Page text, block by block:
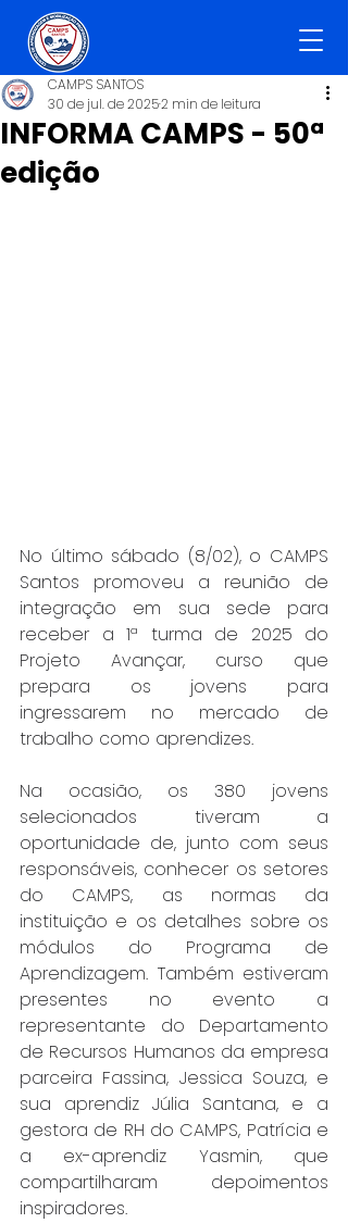
INFORMA CAMPS - 50ª
edição
CAMPS SANTOS
30 de jul. de 20252 min de leitura
No último sábado (8/02), o CAMPS
Santos promoveu a reunião de
integração em sua sede para
receber a 1ª turma de 2025 do
Projeto Avançar, curso que
prepara os jovens para
ingressarem no mercado de
trabalho como aprendizes.
Na ocasião, os 380 jovens
selecionados tiveram a
oportunidade de, junto com seus
responsáveis, conhecer os setores
do CAMPS, as normas da
instituição e os detalhes sobre os
módulos do Programa de
Aprendizagem. Também estiveram
presentes no evento a
representante do Departamento
de Recursos Humanos da empresa
parceira Fassina, Jessica Souza, e
sua aprendiz Júlia Santana, e a
gestora de RH do CAMPS, Patrícia e
a ex-aprendiz Yasmin, que
compartilharam depoimentos
inspiradores.